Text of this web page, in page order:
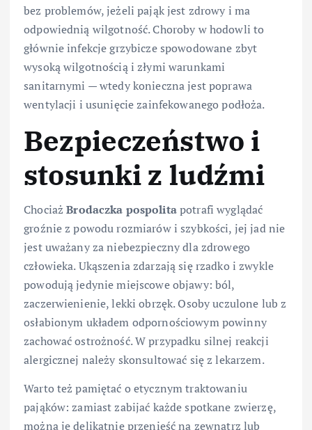
bez problemów, jeżeli pająk jest zdrowy i ma
odpowiednią wilgotność. Choroby w hodowli to
głównie infekcje grzybicze spowodowane zbyt
wysoką wilgotnością i złymi warunkami
sanitarnymi — wtedy konieczna jest poprawa
wentylacji i usunięcie zainfekowanego podłoża.
Bezpieczeństwo i
stosunki z ludźmi
ChociażBrodaczka pospolitapotrafi wyglądać
groźnie z powodu rozmiarów i szybkości, jej jad nie
jest uważany za niebezpieczny dla zdrowego
człowieka. Ukąszenia zdarzają się rzadko i zwykle
powodują jedynie miejscowe objawy: ból,
zaczerwienienie, lekki obrzęk. Osoby uczulone lub z
osłabionym układem odpornościowym powinny
zachować ostrożność. W przypadku silnej reakcji
alergicznej należy skonsultować się z lekarzem.
Warto też pamiętać o etycznym traktowaniu
pająków: zamiast zabijać każde spotkane zwierzę,
można je delikatnie przenieść na zewnątrz lub